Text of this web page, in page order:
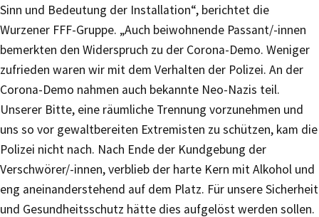
Sinn und Bedeutung der Installation“, berichtet die
Wurzener FFF-Gruppe. „Auch beiwohnende Passant/-innen
bemerkten den Widerspruch zu der Corona-Demo. Weniger
zufrieden waren wir mit dem Verhalten der Polizei. An der
Corona-Demo nahmen auch bekannte Neo-Nazis teil.
Unserer Bitte, eine räumliche Trennung vorzunehmen und
uns so vor gewaltbereiten Extremisten zu schützen, kam die
Polizei nicht nach. Nach Ende der Kundgebung der
Verschwörer/-innen, verblieb der harte Kern mit Alkohol und
eng aneinanderstehend auf dem Platz. Für unsere Sicherheit
und Gesundheitsschutz hätte dies aufgelöst werden sollen.